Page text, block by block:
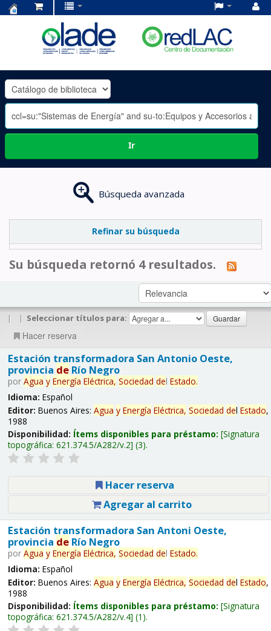
OLADE
-
Ir
Búsqueda avanzada
Refinar su búsqueda
Su búsqueda retornó 4 resultados.
| | Seleccionar títulos para:
Hacer reserva
Estación transformadora San Antonio Oeste,
provincia deRío Negro
por Agua y Energía Eléctrica, Sociedad del Estado.
Idioma: Español
Editor: Buenos Aires: Agua y Energía Eléctrica, Sociedad del Estado,
1988
Disponibilidad: Ítems disponibles para préstamo: Signatura
topográfica: 621.374.5/A282/v.2 (3).
Hacer reserva
Agregar al carrito
Estación transformadora San Antoni Oeste,
provincia deRío Negro
por Agua y Energía Eléctrica, Sociedad del Estado.
Idioma: Español
Editor: Buenos Aires: Agua y Energía Eléctrica, Sociedad del Estado,
1988
Disponibilidad: Ítems disponibles para préstamo: Signatura
topográfica: 621.374.5/A282/v.4 (1).